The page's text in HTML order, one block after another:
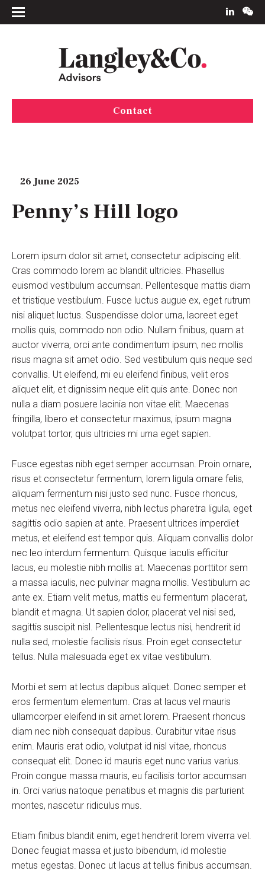
Contact
26 June 2025
Penny’s Hill logo
Lorem ipsum dolor sit amet, consectetur adipiscing elit.
Cras commodo lorem ac blandit ultricies. Phasellus
euismod vestibulum accumsan. Pellentesque mattis diam
et tristique vestibulum. Fusce luctus augue ex, eget rutrum
nisi aliquet luctus. Suspendisse dolor urna, laoreet eget
mollis quis, commodo non odio. Nullam finibus, quam at
auctor viverra, orci ante condimentum ipsum, nec mollis
risus magna sit amet odio. Sed vestibulum quis neque sed
convallis. Ut eleifend, mi eu eleifend finibus, velit eros
aliquet elit, et dignissim neque elit quis ante. Donec non
nulla a diam posuere lacinia non vitae elit. Maecenas
fringilla, libero et consectetur maximus, ipsum magna
volutpat tortor, quis ultricies mi urna eget sapien.
Fusce egestas nibh eget semper accumsan. Proin ornare,
risus et consectetur fermentum, lorem ligula ornare felis,
aliquam fermentum nisi justo sed nunc. Fusce rhoncus,
metus nec eleifend viverra, nibh lectus pharetra ligula, eget
sagittis odio sapien at ante. Praesent ultrices imperdiet
metus, et eleifend est tempor quis. Aliquam convallis dolor
nec leo interdum fermentum. Quisque iaculis efficitur
lacus, eu molestie nibh mollis at. Maecenas porttitor sem
a massa iaculis, nec pulvinar magna mollis. Vestibulum ac
ante ex. Etiam velit metus, mattis eu fermentum placerat,
blandit et magna. Ut sapien dolor, placerat vel nisi sed,
sagittis suscipit nisl. Pellentesque lectus nisi, hendrerit id
nulla sed, molestie facilisis risus. Proin eget consectetur
tellus. Nulla malesuada eget ex vitae vestibulum.
Morbi et sem at lectus dapibus aliquet. Donec semper et
eros fermentum elementum. Cras at lacus vel mauris
ullamcorper eleifend in sit amet lorem. Praesent rhoncus
diam nec nibh consequat dapibus. Curabitur vitae risus
enim. Mauris erat odio, volutpat id nisl vitae, rhoncus
consequat elit. Donec id mauris eget nunc varius varius.
Proin congue massa mauris, eu facilisis tortor accumsan
in. Orci varius natoque penatibus et magnis dis parturient
montes, nascetur ridiculus mus.
Etiam finibus blandit enim, eget hendrerit lorem viverra vel.
Donec feugiat massa et justo bibendum, id molestie
metus egestas. Donec ut lacus at tellus finibus accumsan.